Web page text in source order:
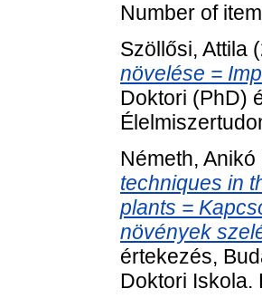
Number of
Szöllősi, Attila
növelése =
Doktori (PhD)
Németh, Anikó
techniques in
plants =
növények
értekezés,
Doktori Iskola.